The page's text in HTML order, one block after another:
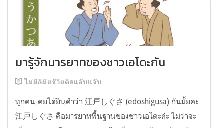
มารู้จักมารยาทของชาวเอโดะกัน
ไม่มีลิมิตชีวิตติดแอ๊บแจ๊บ
ทุกคนเคยได้ยินคำว่า 江戸しぐさ (edoshigusa) กันมั้ยคะ
江戸しぐさ คือมารยาทพื้นฐานของชาวเอโดะค่ะ ไม่ว่าจะ